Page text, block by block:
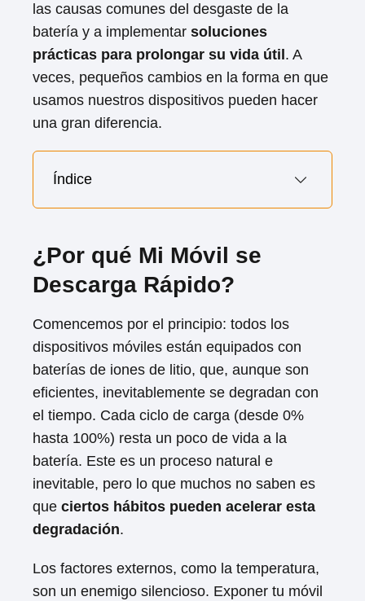
las causas comunes del desgaste de la
batería y a implementar soluciones
prácticas para prolongar su vida útil . A
veces, pequeños cambios en la forma en que
usamos nuestros dispositivos pueden hacer
una gran diferencia.
Índice
¿Por qué Mi Móvil se
Descarga Rápido?
Comencemos por el principio: todos los
dispositivos móviles están equipados con
baterías de iones de litio, que, aunque son
eficientes, inevitablemente se degradan con
el tiempo. Cada ciclo de carga (desde 0%
hasta 100%) resta un poco de vida a la
batería. Este es un proceso natural e
inevitable, pero lo que muchos no saben es
que ciertos hábitos pueden acelerar esta
degradación.
Los factores externos, como la temperatura,
son un enemigo silencioso. Exponer tu móvil